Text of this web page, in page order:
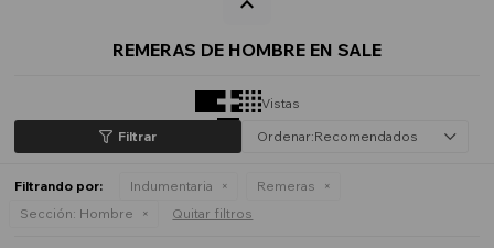
REMERAS DE HOMBRE EN SALE
Vistas
Recomendados
Filtrando por: Indumentaria
Remeras
Sección: Hombre Quitar filtros